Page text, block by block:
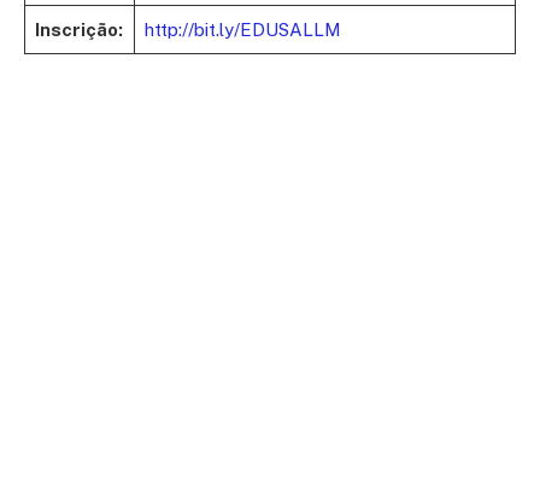
Inscrição: http://bit.ly/EDUSALLM